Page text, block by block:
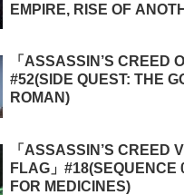
EMPIRE, RISE OF
「ASSASSIN’S CREED
#52(SIDE QUEST: THE
ROMAN)
「ASSASSIN’S CREED
FLAG」#18(SEQUENCE
FOR MEDICINES)